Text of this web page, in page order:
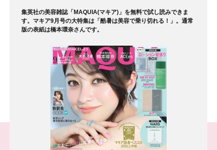
集英社の美容雑誌「MAQUIA(マキア)」を無料で試し読みできま
す。マキア9月号の大特集は「酷暑は美容で乗り切れる！」。通常
版の表紙は橋本環奈さんです。